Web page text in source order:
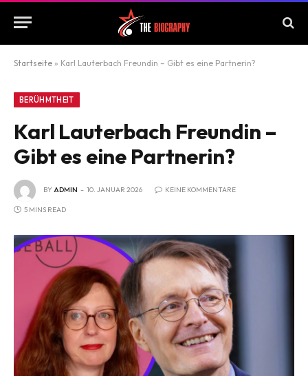
Startseite » Karl Lauterbach Freundin – Gibt es eine Partnerin?
BERÜHMTHEIT
Karl Lauterbach Freundin –
Gibt es eine Partnerin?
BYADMIN 10. JANUAR 2026 KEINE KOMMENTARE
5 MINS READ